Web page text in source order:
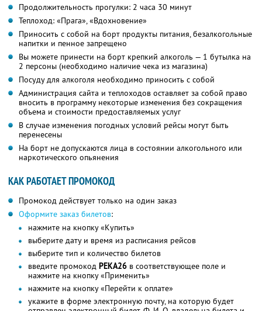
Продолжительность прогулки: 2 часа 30 минут
Теплоход: «Прага», «Вдохновение»
Приносить с собой на борт продукты питания, безалкогольные
напитки и пенное запрещено
Вы можете принести на борт крепкий алкоголь — 1 бутылка на
2 персоны (необходимо наличие чека из магазина)
Посуду для алкоголя необходимо приносить с собой
Администрация сайта и теплоходов оставляет за собой право
вносить в программу некоторые изменения без сокращения
объема и стоимости предоставляемых услуг
В случае изменения погодных условий рейсы могут быть
перенесены
На борт не допускаются лица в состоянии алкогольного или
наркотического опьянения
КАК РАБОТАЕТ ПРОМОКОД
Промокод действует только на один заказ
Оформите заказ билетов:
нажмите на кнопку «Купить»
выберите дату и время из расписания рейсов
выберите тип и количество билетов
введите промокод РЕКА26 в соответствующее поле и
нажмите на кнопку «Применить»
нажмите на кнопку «Перейти к оплате»
укажите в форме электронную почту, на которую будет